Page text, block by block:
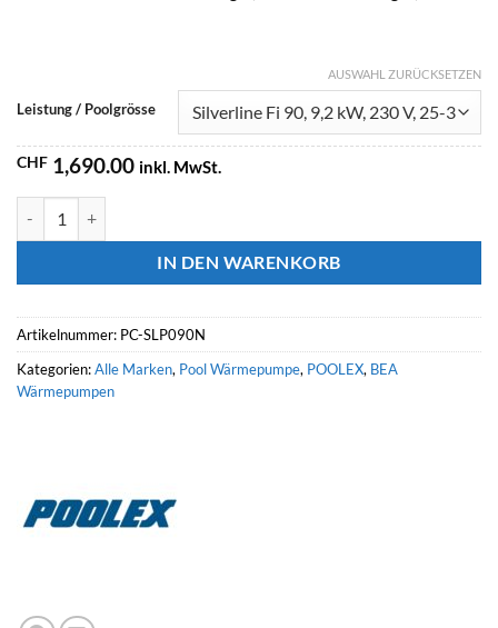
Leistung / Poolgrösse
AUSWAHL ZURÜCKSETZEN
CHF 1,690.00 inkl. MwSt.
IN DEN WARENKORB
Artikelnummer: PC-SLP090N
Kategorien:Alle Marken, Pool Wärmepumpe, POOLEX, BEA
Wärmepumpen